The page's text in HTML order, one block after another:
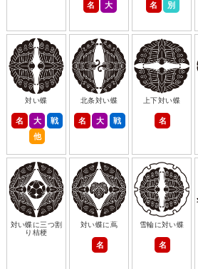
名 大 名 別
対い蝶
名 大
戦
他
北条対い蝶
名 大 戦
上下対い蝶
名
対い蝶に三つ割
り桔梗
対い蝶に蔦
名
雪輪に対い蝶
名